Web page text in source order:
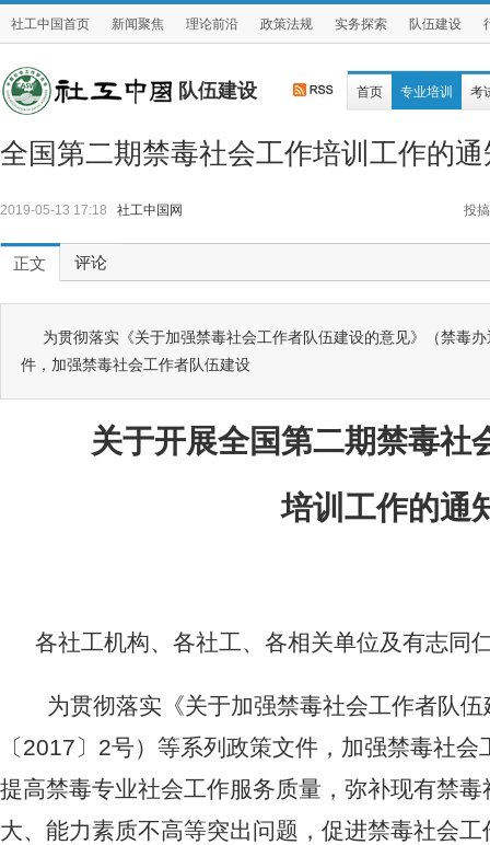
社工中国首页 新闻聚焦 理论前沿 政策法规 实务探索 队伍建设
队伍建设 首页 专业培训 考
全国第二期禁毒社会工作培训工作的通
2019-05-13 17:18 社工中国网 投搞
正文 评论
为贯彻落实《关于加强禁毒社会工作者队伍建设的意见》（禁毒
件，加强禁毒社会工作者队伍建设
关于开展全国第二期禁毒社
培训工作的通
各社工机构、各社工、各相关单位及有志同
为贯彻落实《关于加强禁毒社会工作者队
〔2017〕 2号）等系列政策文件，加强禁毒社会
提高禁毒专业社会工作服务质量，弥补现有禁
大、能力素质不高等突出问题，促进禁毒社会